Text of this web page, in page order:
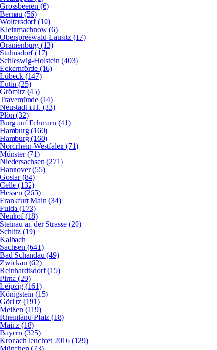
Grossbeeren (6)
Bernau (56)
Woltersdorf (10)
Kleinmachnow (6)
Oberspreewald-Lausitz (17)
Oranienburg (13)
Stahnsdorf (17)
Schleswig-Holstein (403)
Eckernförde (16)
Lübeck (147)
Eutin (25)
Grömitz (45)
Travemünde (14)
Neustadt i.H. (83)
Plön (32)
Burg auf Fehmarn (41)
Hamburg (160)
Hamburg (160)
Nordrhein-Westfalen (71)
Münster (71)
Niedersachsen (271)
Hannover (55)
Goslar (84)
Celle (132)
Hessen (265)
Frankfurt Main (34)
Fulda (173)
Neuhof (18)
Steinau an der Strasse (20)
Schlitz (19)
Kalbach
Sachsen (641)
Bad Schandau (49)
Zwickau (62)
Reinhardtsdorf (15)
Pirna (29)
Leipzig (161)
Königstein (15)
Görlitz (191)
Meißen (119)
Rheinland-Pfalz (18)
Mainz (18)
Bayern (325)
Kronach leuchtet 2016 (129)
München (73)